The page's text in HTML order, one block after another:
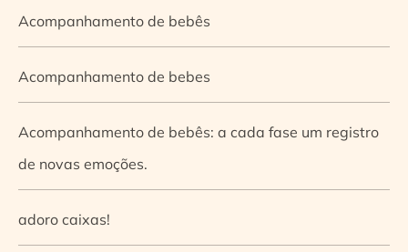
Acompanhamento de bebês
Acompanhamento de bebes
Acompanhamento de bebês: a cada fase um registro
de novas emoções.
adoro caixas!